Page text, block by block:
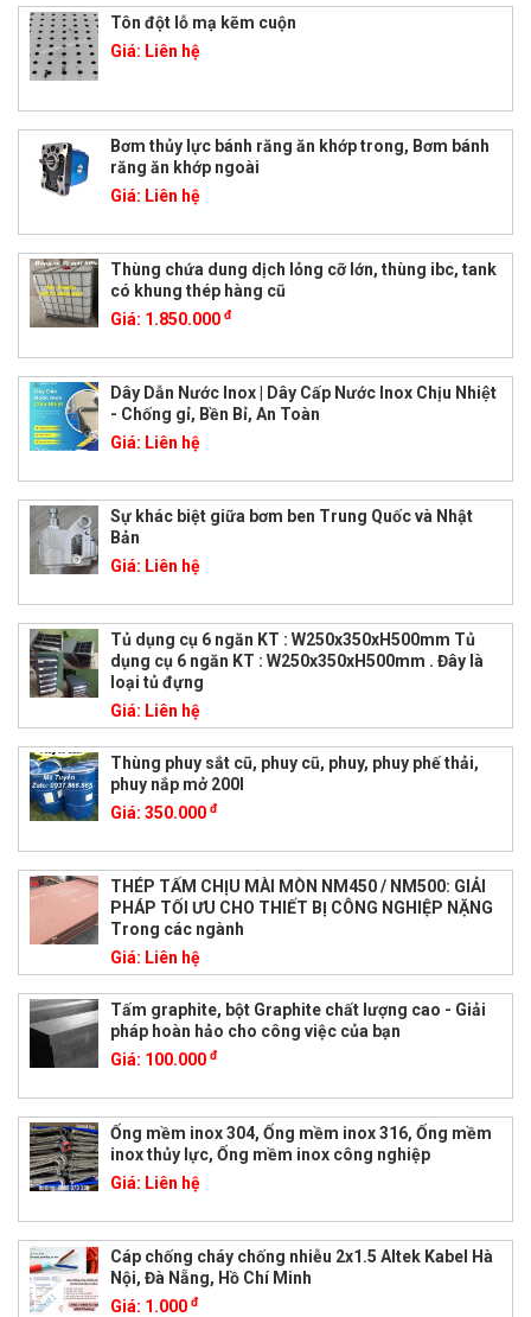
Tôn đột lỗ mạ kẽm cuộn
Giá: Liên hệ
Bơm thủy lực bánh răng ăn khớp trong, Bơm bánh
răng ăn khớp ngoài
Giá: Liên hệ
Thùng chứa dung dịch lỏng cỡ lớn, thùng ibc, tank
có khung thép hàng cũ
Giá: 1.850.000 đ
Dây Dẫn Nước Inox | Dây Cấp Nước Inox Chịu Nhiệt
- Chống gỉ, Bền Bỉ, An Toàn
Giá: Liên hệ
Sự khác biệt giữa bơm ben Trung Quốc và Nhật
Bản
Giá: Liên hệ
Tủ dụng cụ 6 ngăn KT : W250x350xH500mm Tủ
dụng cụ 6 ngăn KT : W250x350xH500mm . Đây là
loại tủ đựng
Giá: Liên hệ
Thùng phuy sắt cũ, phuy cũ, phuy, phuy phế thải,
phuy nắp mở 200l
Giá: 350.000 đ
THÉP TẤM CHỊU MÀI MÒN NM450 / NM500: GIẢI
PHÁP TỐI ƯU CHO THIẾT BỊ CÔNG NGHIỆP NẶNG
Trong các ngành
Giá: Liên hệ
Tấm graphite, bột Graphite chất lượng cao - Giải
pháp hoàn hảo cho công việc của bạn
Giá: 100.000 đ
Ống mềm inox 304, Ống mềm inox 316, Ống mềm
inox thủy lực, Ống mềm inox công nghiệp
Giá: Liên hệ
Cáp chống cháy chống nhiễu 2x1.5 Altek Kabel Hà
Nội, Đà Nẵng, Hồ Chí Minh
Giá: 1.000 đ